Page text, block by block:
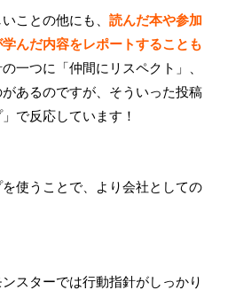
ことの他にも、読んだ本や参加
んだ内容をレポートすることも
一つに「仲間にリスペクト」、
あるのですが、そういった投稿
で反応しています！
使うことで、より会社としての
スターでは行動指針がしっかり